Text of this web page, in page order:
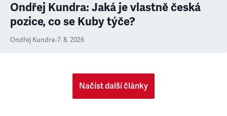
Ondřej Kundra: Jaká je vlastně česká
pozice, co se Kuby týče?
Ondřej Kundra•7. 8. 2026
Načíst další články